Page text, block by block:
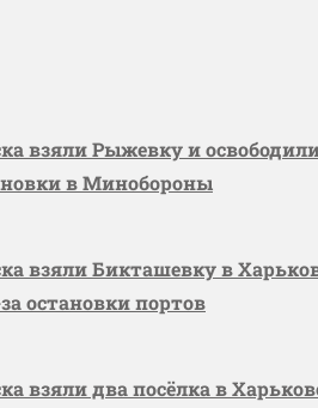
взяли Рыжевку и
в Минобороны
взяли Бикташевку в
остановки портов
взяли два посёлка в